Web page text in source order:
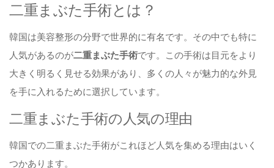
二重まぶた手術とは？
韓国は美容整形の分野で世界的に有名です。その中でも特に
人気があるのが二重まぶた手術です。この手術は目元をより
大きく明るく見せる効果があり、多くの人々が魅力的な外見
を手に入れるために選択しています。
二重まぶた手術の人気の理由
韓国での二重まぶた手術がこれほど人気を集める理由はいく
つかあります。